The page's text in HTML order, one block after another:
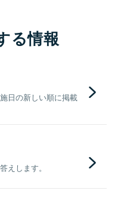
る情報
日の新しい順に掲載
えします。